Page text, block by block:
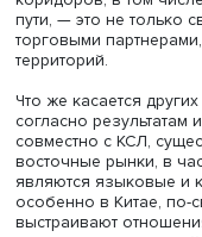
Александр Колик,